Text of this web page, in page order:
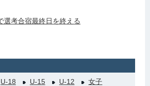
選考合宿最終日を終える
U-18 U-15 U-12 女子